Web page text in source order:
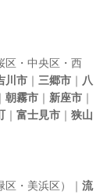
区・中央区・西
川市 ｜ 三郷市 ｜ 八
｜ 朝霧市 ｜ 新座市 ｜
｜ 富士見市 ｜ 狭山
区・美浜区）｜ 流